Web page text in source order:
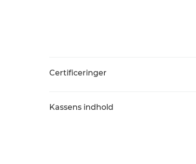
Certificeringer
Kassens indhold